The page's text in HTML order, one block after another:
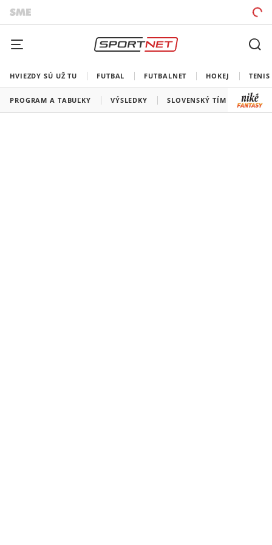
HVIEZDY SÚ UŽ TU FUTBAL FUTBALNET HOKEJ TENIS
PROGRAM A TABUĽKY VÝSLEDKY SLOVENSKÝ TÍM